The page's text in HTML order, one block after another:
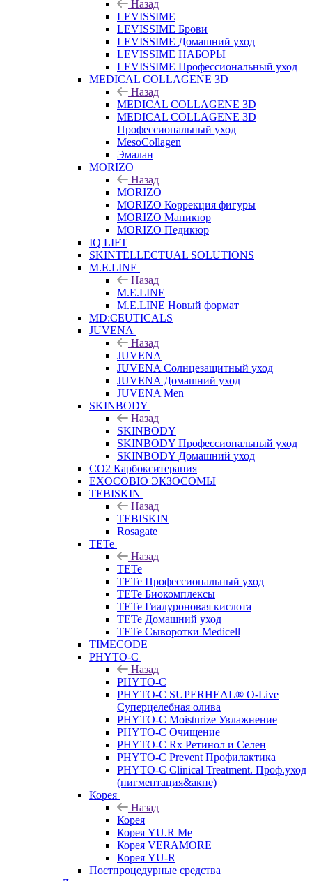
Назад
LEVISSIME
LEVISSIME Брови
LEVISSIME Домашний уход
LEVISSIME НАБОРЫ
LEVISSIME Профессиональный уход
MEDICAL COLLAGENE 3D
Назад
MEDICAL COLLAGENE 3D
MEDICAL COLLAGENE 3D
Профессиональный уход
MesoCollagen
Эмалан
MORIZO
Назад
MORIZO
MORIZO Коррекция фигуры
MORIZO Маникюр
MORIZO Педикюр
IQ LIFT
SKINTELLECTUAL SOLUTIONS
M.E.LINE
Назад
M.E.LINE
M.E.LINE Новый формат
MD:CEUTICALS
JUVENA
Назад
JUVENA
JUVENA Солнцезащитный уход
JUVENA Домашний уход
JUVENA Men
SKINBODY
Назад
SKINBODY
SKINBODY Профессиональный уход
SKINBODY Домашний уход
CO2 Карбокситерапия
EXOCOBIO ЭКЗОСОМЫ
TEBISKIN
Назад
TEBISKIN
Rosagate
TETe
Назад
TETe
TETe Профессиональный уход
TETe Биокомплексы
TETe Гиалуроновая кислота
TETe Домашний уход
TETe Сыворотки Medicell
TIMECODE
PHYTO-C
Назад
PHYTO-C
PHYTO-C SUPERHEAL® O-Live
Суперцелебная олива
PHYTO-C Moisturize Увлажнение
PHYTO-C Очищение
PHYTO-C Rx Ретинол и Селен
PHYTO-C Prevent Профилактика
PHYTO-C Clinical Treatment. Проф.уход
(пигментация&акне)
Корея
Назад
Корея
Корея YU.R Me
Корея VERAMORE
Корея YU-R
Постпроцедурные средства